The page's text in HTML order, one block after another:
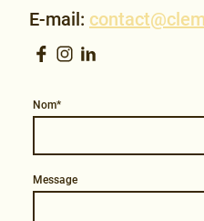
E-mail:
Nom*
Message